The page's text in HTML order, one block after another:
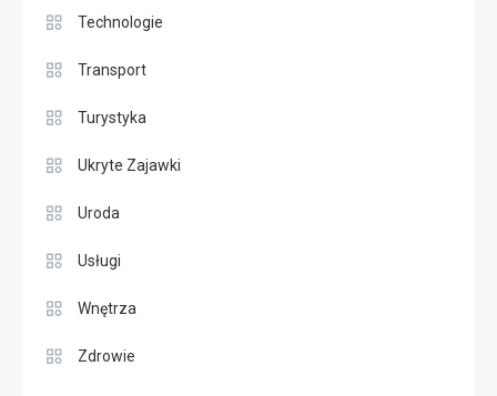
Technologie
Transport
Turystyka
Ukryte Zajawki
Uroda
Usługi
Wnętrza
Zdrowie